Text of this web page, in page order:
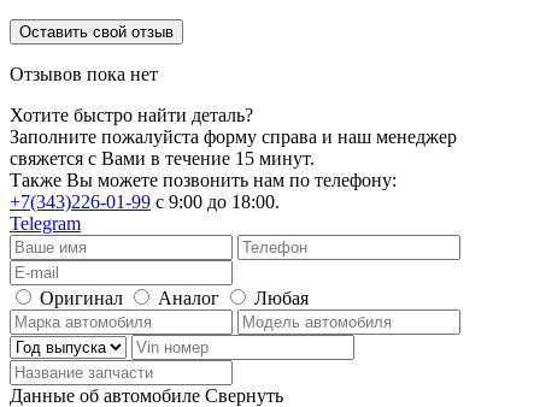
Оставить свой отзыв
Отзывов пока нет
Хотите быстро найти деталь?
Заполните пожалуйста форму справа и наш менеджер
свяжется с Вами в течение 15 минут.
Также Вы можете позвонить нам по телефону:
+7(343)226-01-99 с 9:00 до 18:00.
Telegram
Оригинал Аналог Любая
Данные об автомобиле Свернуть